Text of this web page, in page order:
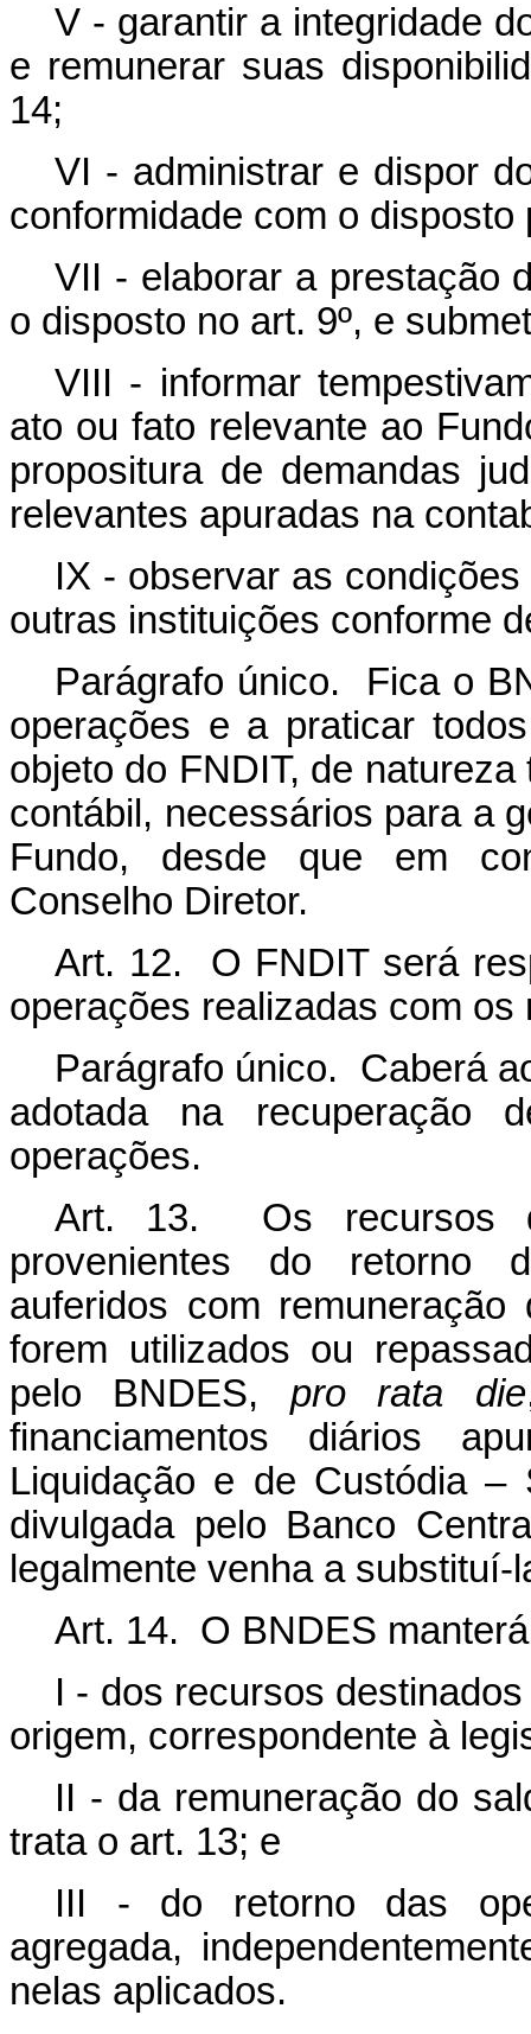
V - garantir a integridade
e remunerar suas
14;
VI - administrar e dispor
conformidade com o
VII - elaborar a prestação
o disposto no art. 9º, e
VIII - informar
ato ou fato relevante ao
propositura de demandas
relevantes apuradas na
IX - observar as
outras instituições conforme
Parágrafo único. Fica o
operações e a praticar
objeto do FNDIT, de
contábil, necessários para a
Fundo, desde que em
Conselho Diretor.
Art. 12. O FNDIT será
operações realizadas com os
Parágrafo único. Caberá
adotada na recuperação
operações.
Art. 13. Os recursos
provenientes do retorno
auferidos com remuneração
forem utilizados ou
pelo BNDES, pro rata die
financiamentos diários
Liquidação e de Custódia –
divulgada pelo Banco
legalmente venha a substituí-
Art. 14. O BNDES
I - dos recursos
origem, correspondente à
II - da remuneração do
trata o art. 13; e
III - do retorno das
agregada,
nelas aplicados.